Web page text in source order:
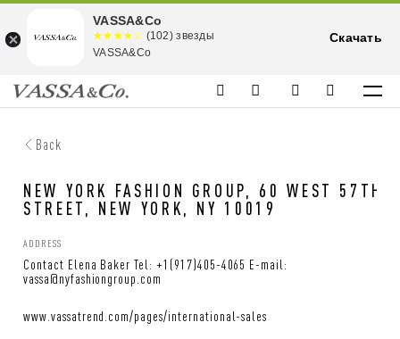
Back
NEW YORK FASHION GROUP, 60 WEST 57TH
STREET, NEW YORK, NY 10019
ADDRESS
Contact Elena Baker Tel: +1(917)405-4065 E-mail:
vassa@nyfashiongroup.com
www.vassatrend.com/pages/international-sales
VASSA&Co
☆☆☆☆☆
★★★★
★
(102) звезды
VASSA&Co
Скачать